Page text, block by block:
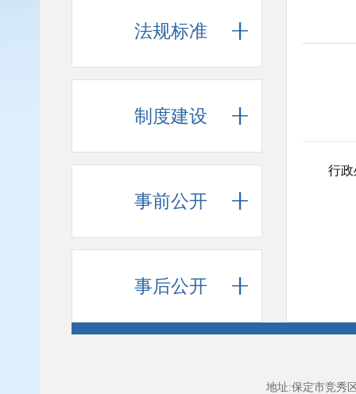
法规标准
制度建设
事前公开
事后公开
行政
地址:保定市竞秀